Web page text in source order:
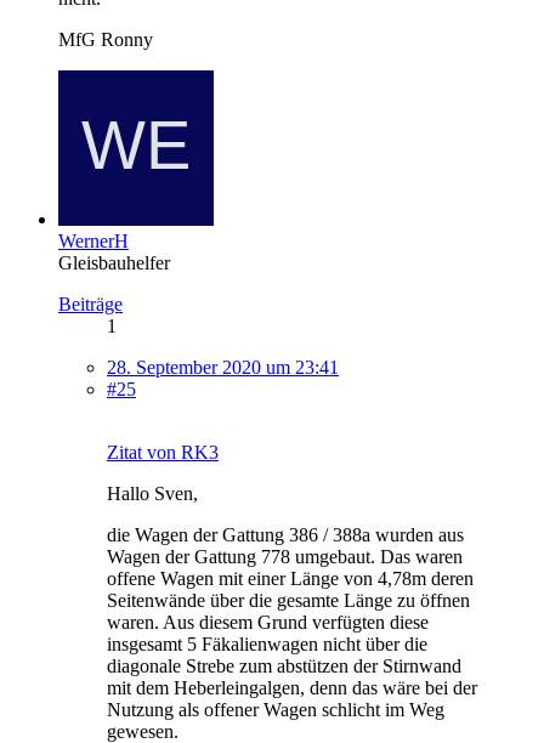
MfG Ronny
WernerH
Gleisbauhelfer
Beiträge
1
28. September 2020 um 23:41
#25
Zitat von RK3
Hallo Sven,
die Wagen der Gattung 386 / 388a wurden aus
Wagen der Gattung 778 umgebaut. Das waren
offene Wagen mit einer Länge von 4,78m deren
Seitenwände über die gesamte Länge zu öffnen
waren. Aus diesem Grund verfügten diese
insgesamt 5 Fäkalienwagen nicht über die
diagonale Strebe zum abstützen der Stirnwand
mit dem Heberleingalgen, denn das wäre bei der
Nutzung als offener Wagen schlicht im Weg
gewesen.